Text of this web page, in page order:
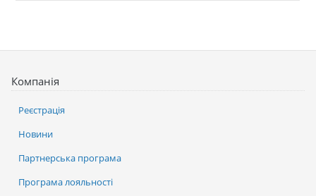
Компанія
Реєстрація
Новини
Партнерська програма
Програма лояльності